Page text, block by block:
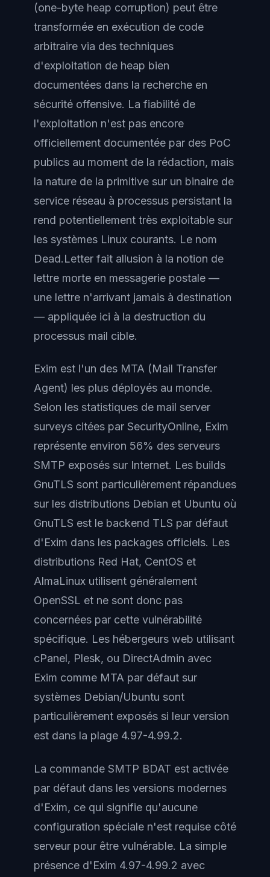
(one-byte heap corruption) peut être
transformée en exécution de code
arbitraire via des techniques
d'exploitation de heap bien
documentées dans la recherche en
sécurité offensive. La fiabilité de
l'exploitation n'est pas encore
officiellement documentée par des PoC
publics au moment de la rédaction, mais
la nature de la primitive sur un binaire de
service réseau à processus persistant la
rend potentiellement très exploitable sur
les systèmes Linux courants. Le nom
Dead.Letter fait allusion à la notion de
lettre morte en messagerie postale —
une lettre n'arrivant jamais à destination
— appliquée ici à la destruction du
processus mail cible.
Exim est l'un des MTA (Mail Transfer
Agent) les plus déployés au monde.
Selon les statistiques de mail server
surveys citées par SecurityOnline, Exim
représente environ 56% des serveurs
SMTP exposés sur Internet. Les builds
GnuTLS sont particulièrement répandues
sur les distributions Debian et Ubuntu où
GnuTLS est le backend TLS par défaut
d'Exim dans les packages officiels. Les
distributions Red Hat, CentOS et
AlmaLinux utilisent généralement
OpenSSL et ne sont donc pas
concernées par cette vulnérabilité
spécifique. Les hébergeurs web utilisant
cPanel, Plesk, ou DirectAdmin avec
Exim comme MTA par défaut sur
systèmes Debian/Ubuntu sont
particulièrement exposés si leur version
est dans la plage 4.97-4.99.2.
La commande SMTP BDAT est activée
par défaut dans les versions modernes
d'Exim, ce qui signifie qu'aucune
configuration spéciale n'est requise côté
serveur pour être vulnérable. La simple
présence d'Exim 4.97-4.99.2 avec